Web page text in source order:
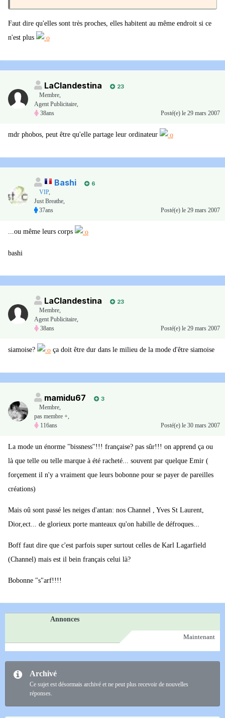
Faut dire qu'elles sont très proches, elles habitent au même endroit si ce
n'est plus
LaClandestina
23
Membre,
Agent Publicitaire,
38ans
Posté(e) le 29 mars 2007
mdr phobos, peut être qu'elle partage leur ordinateur
Bashi
6
VIP,
Just Breathe,
37ans
Posté(e) le 29 mars 2007
...ou même leurs corps
bashi
LaClandestina
23
Membre,
Agent Publicitaire,
38ans
Posté(e) le 29 mars 2007
siamoise? ça doit être dur dans le milieu de la mode d'être siamoise
mamidu67
3
Membre,
pas membre +,
116ans
Posté(e) le 30 mars 2007
La mode un énorme "bissness''!!! française? pas sûr!!! on apprend ça ou
là que telle ou telle marque à été racheté... souvent par quelque Emir (
forçement il n'y a vraiment que leurs bobonne pour se payer de pareilles
créations)
Mais oû sont passé les neiges d'antan: nos Channel , Yves St Laurent,
Dior,ect... de glorieux porte manteaux qu'on habille de défroques...
Boff faut dire que c'est parfois super surtout celles de Karl Lagarfield
(Channel) mais est il bein français celui là?
Bobonne "s"arf!!!!
Annonces
Maintenant
Archivé
Ce sujet est désormais archivé et ne peut plus recevoir de nouvelles
réponses.